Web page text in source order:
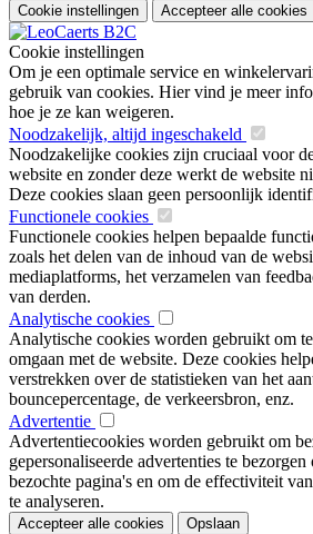
Cookie instellingen Accepteer alle cookies
Cookie instellingen
Om je een optimale service en
gebruik van cookies. Hier vind je meer
hoe je ze kan weigeren.
Noodzakelijk, altijd ingeschakeld
Noodzakelijke cookies zijn cruciaal voor
website en zonder deze werkt de website
Deze cookies slaan geen persoonlijk
Functionele cookies
Functionele cookies helpen bepaalde
zoals het delen van de inhoud van de
mediaplatforms, het verzamelen van
van derden.
Analytische cookies
Analytische cookies worden gebruikt om
omgaan met de website. Deze cookies
verstrekken over de statistieken van het
bouncepercentage, de verkeersbron, enz.
Advertentie
Advertentiecookies worden gebruikt om
gepersonaliseerde advertenties te
bezochte pagina's en om de effectiviteit
te analyseren.
Accepteer alle cookies Opslaan